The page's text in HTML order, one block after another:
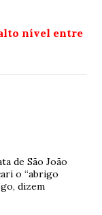
nível entre
de São João
o “abrigo
dizem